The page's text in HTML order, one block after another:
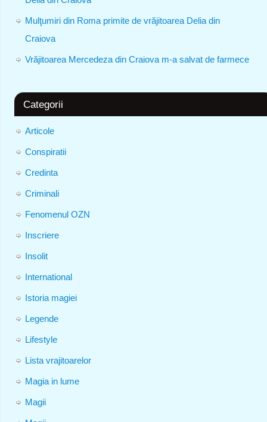
Mulţumiri din Roma primite de vrăjitoarea Delia din
Craiova
Vrăjitoarea Mercedeza din Craiova m-a salvat de farmece
Categorii
Articole
Conspiratii
Credinta
Criminali
Fenomenul OZN
Inscriere
Insolit
International
Istoria magiei
Legende
Lifestyle
Lista vrajitoarelor
Magia in lume
Magii